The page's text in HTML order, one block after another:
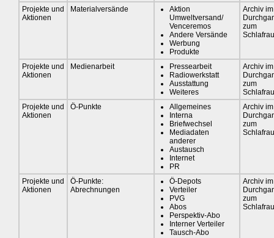
Projekte und
Aktionen
Materialversände
Aktion
Umweltversand/
Venceremos
Andere Versände
Werbung
Produkte
Archiv im
zum
Projekte und
Aktionen
Medienarbeit
Pressearbeit
Radiowerkstatt
Ausstattung
Weiteres
Archiv im
zum
Projekte und
Aktionen
Ö-Punkte
Allgemeines
Interna
Briefwechsel
Mediadaten
anderer
Austausch
Internet
PR
Archiv im
zum
Projekte und
Aktionen
Ö-Punkte:
Abrechnungen
Ö-Depots
Verteiler
PVG
Abos
Perspektiv-Abo
Interner Verteiler
Tausch-Abo
Archiv im
zum